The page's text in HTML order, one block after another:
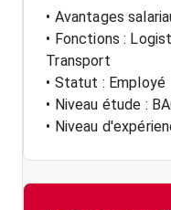
• Avantages
• Fonctions :
Transport
• Statut : Employé
• Niveau étude :
• Niveau